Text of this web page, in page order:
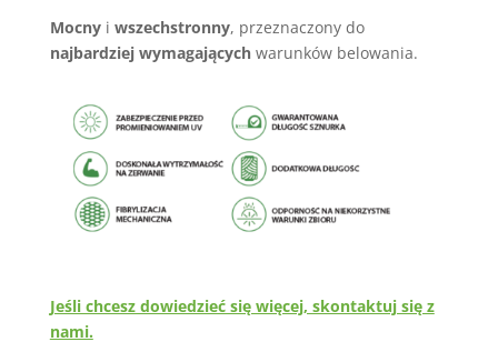
Mocnyi wszechstronny, przeznaczony do
najbardziej wymagającychwarunków belowania.
Jeśli chcesz dowiedzieć się więcej, skontaktuj się z
nami.